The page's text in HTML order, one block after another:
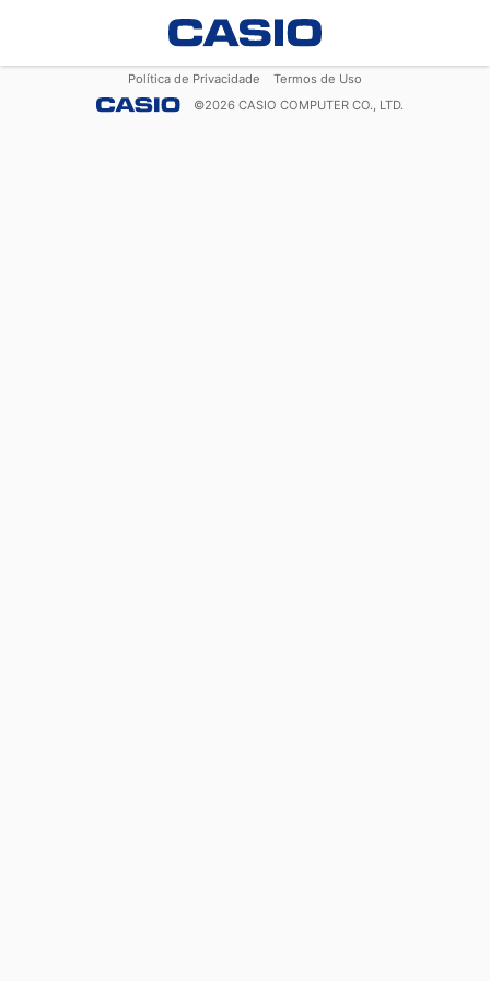
Política de Privacidade
Termos de Uso
©2026 CASIO COMPUTER CO., LTD.